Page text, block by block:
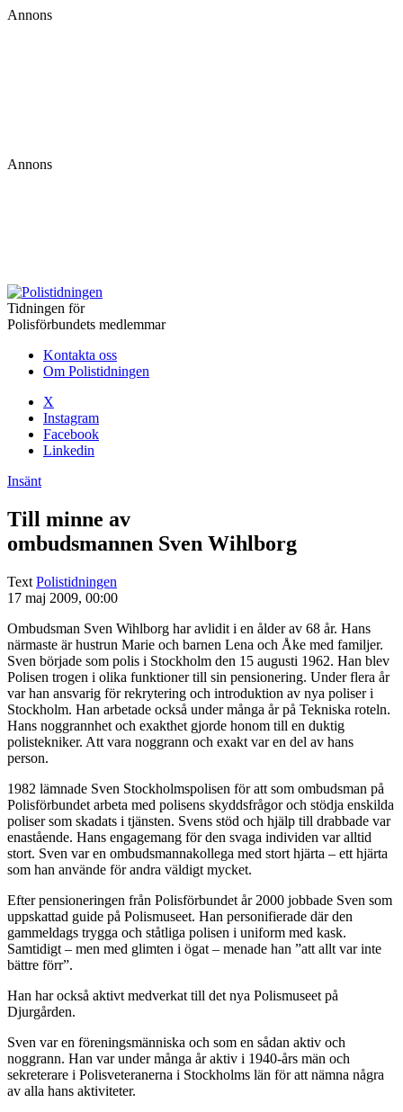
Annons
Annons
Tidningen för
Polisförbundets medlemmar
Kontakta oss
Om Polistidningen
X
Instagram
Facebook
Linkedin
Insänt
Till minne av
ombudsmannen Sven Wihlborg
Text Polistidningen
17 maj 2009, 00:00
Ombudsman Sven Wihlborg har avlidit i en ålder av 68 år. Hans
närmaste är hustrun Marie och barnen Lena och Åke med familjer.
Sven började som polis i Stockholm den 15 augusti 1962. Han blev
Polisen trogen i olika funktioner till sin pensionering. Under flera år
var han ansvarig för rekrytering och introduktion av nya poliser i
Stockholm. Han arbetade också under många år på Tekniska roteln.
Hans noggrannhet och exakthet gjorde honom till en duktig
polistekniker. Att vara noggrann och exakt var en del av hans
person.
1982 lämnade Sven Stockholmspolisen för att som ombudsman på
Polisförbundet arbeta med polisens skyddsfrågor och stödja enskilda
poliser som skadats i tjänsten. Svens stöd och hjälp till drabbade var
enastående. Hans engagemang för den svaga individen var alltid
stort. Sven var en ombudsmannakollega med stort hjärta – ett hjärta
som han använde för andra väldigt mycket.
Efter pensioneringen från Polisförbundet år 2000 jobbade Sven som
uppskattad guide på Polismuseet. Han personifierade där den
gammeldags trygga och ståtliga polisen i uniform med kask.
Samtidigt – men med glimten i ögat – menade han ”att allt var inte
bättre förr”.
Han har också aktivt medverkat till det nya Polismuseet på
Djurgården.
Sven var en föreningsmänniska och som en sådan aktiv och
noggrann. Han var under många år aktiv i 1940-års män och
sekreterare i Polisveteranerna i Stockholms län för att nämna några
av alla hans aktiviteter.